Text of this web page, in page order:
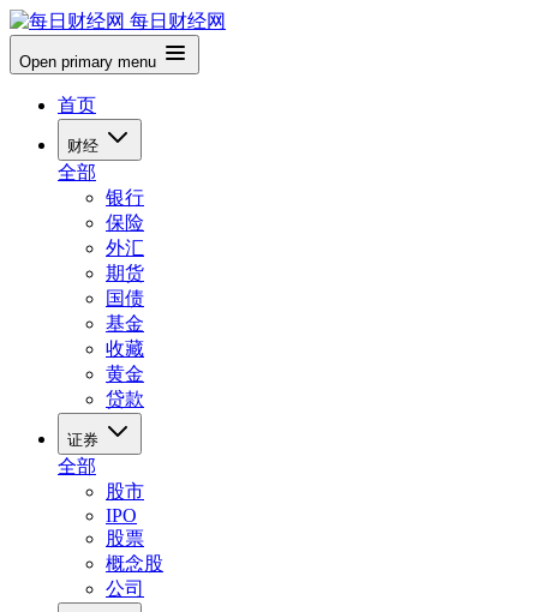
每日财经网
Open primary menu
首页
财经
全部
银行
保险
外汇
期货
国债
基金
收藏
黄金
贷款
证券
全部
股市
IPO
股票
概念股
公司